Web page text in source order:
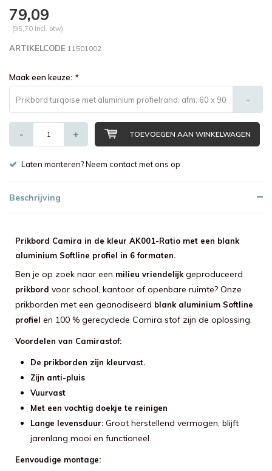
79,09
(95,70 Incl. btw)
ARTIKELCODE 11501002
Maak een keuze: *
Prikbord turqoise met aluminium profielrand, afm: 60 x 90
- + TOEVOEGEN AAN WINKELWAGEN
Laten monteren? Neem contact met ons op
Beschrijving
Prikbord Camira in de kleur AK001-Ratio met een blank
aluminium Softline profiel in 6 formaten.
Ben je op zoek naar een milieu vriendelijkgeproduceerd
prikbord voor school, kantoor of openbare ruimte? Onze
prikborden met een geanodiseerd blank aluminium Softline
profiel en 100 % gerecyclede Camira stof zijn de oplossing.
Voordelen van Camirastof:
De prikborden zijn kleurvast.
Zijn anti-pluis
Vuurvast
Met een vochtig doekje te reinigen
Lange levensduur: Groot herstellend vermogen, blijft
jarenlang mooi en functioneel.
Eenvoudige montage: